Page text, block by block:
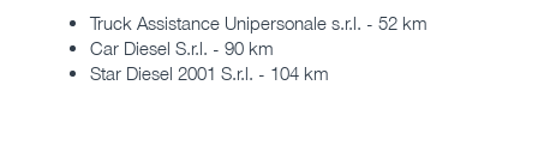
Truck Assistance Unipersonale s.r.l. - 52 km
Car Diesel S.r.l. - 90 km
Star Diesel 2001 S.r.l. - 104 km